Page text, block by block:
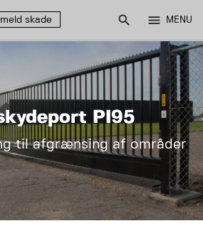
skade search menu MENU
PI95
til afgrænsing af områder